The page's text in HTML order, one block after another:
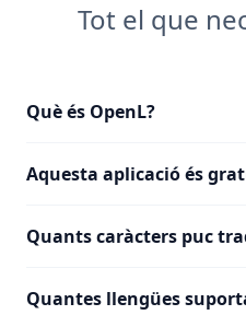
Tot el que
Què és OpenL?
Aquesta aplicació és
Quants caràcters puc
Quantes llengües